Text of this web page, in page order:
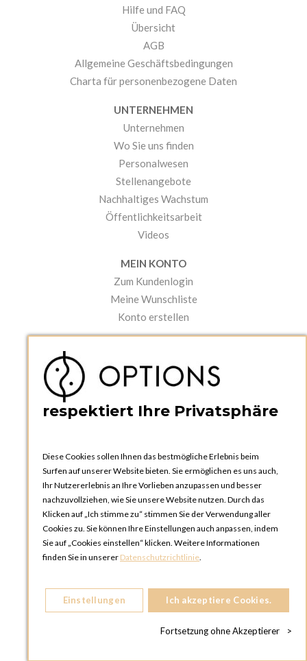
Hilfe und FAQ
Übersicht
AGB
Allgemeine Geschäftsbedingungen
Charta für personenbezogene Daten
UNTERNEHMEN
Unternehmen
Wo Sie uns finden
Personalwesen
Stellenangebote
Nachhaltiges Wachstum
Öffentlichkeitsarbeit
Videos
MEIN KONTO
Zum Kundenlogin
Meine Wunschliste
Konto erstellen
Kataloge und Bestellschein
Bedienungsanleitungen
OPTIONS ZÜRICH
Steinackerstrasse 55,
8302 Kloten
SCHWEIZ
OPTIONS GENF
1219 Le Lignon
respektiert Ihre Privatsphäre
Diese Cookies sollen Ihnen das bestmögliche Erlebnis beim
Surfen auf unserer Website bieten. Sie ermöglichen es uns auch,
Ihr Nutzererlebnis an Ihre Vorlieben anzupassen und besser
nachzuvollziehen, wie Sie unsere Website nutzen. Durch das
Klicken auf „Ich stimme zu“ stimmen Sie der Verwendung aller
Cookies zu. Sie können Ihre Einstellungen auch anpassen, indem
Sie auf „Cookies einstellen“ klicken. Weitere Informationen
finden Sie in unserer Datenschutzrichtlinie.
Einstellungen Ich akzeptiere Cookies.
Fortsetzung ohne Akzeptierer >